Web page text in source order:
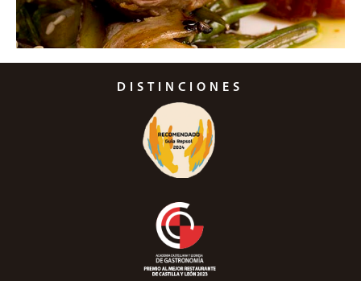
DISTINCIONES